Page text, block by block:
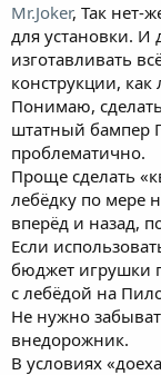
Mr.Joker, Так нет-
для установки. И
изготавливать
конструкции, как
Понимаю,
штатный бампер
проблематично.
Проще сделать
лебёдку по мере
вперёд и назад,
Если
бюджет игрушки
с лебёдой на
Не нужно
внедорожник.
В условиях